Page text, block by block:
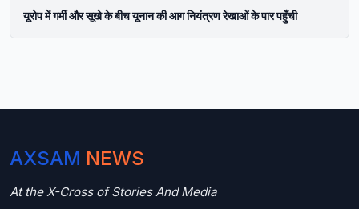
यूरोप में गर्मी और सूखे के बीच यूनान की आग नियंत्रण रेखाओं के पार पहुँची
AXSAM NEWS
At the X-Cross of Stories And Media